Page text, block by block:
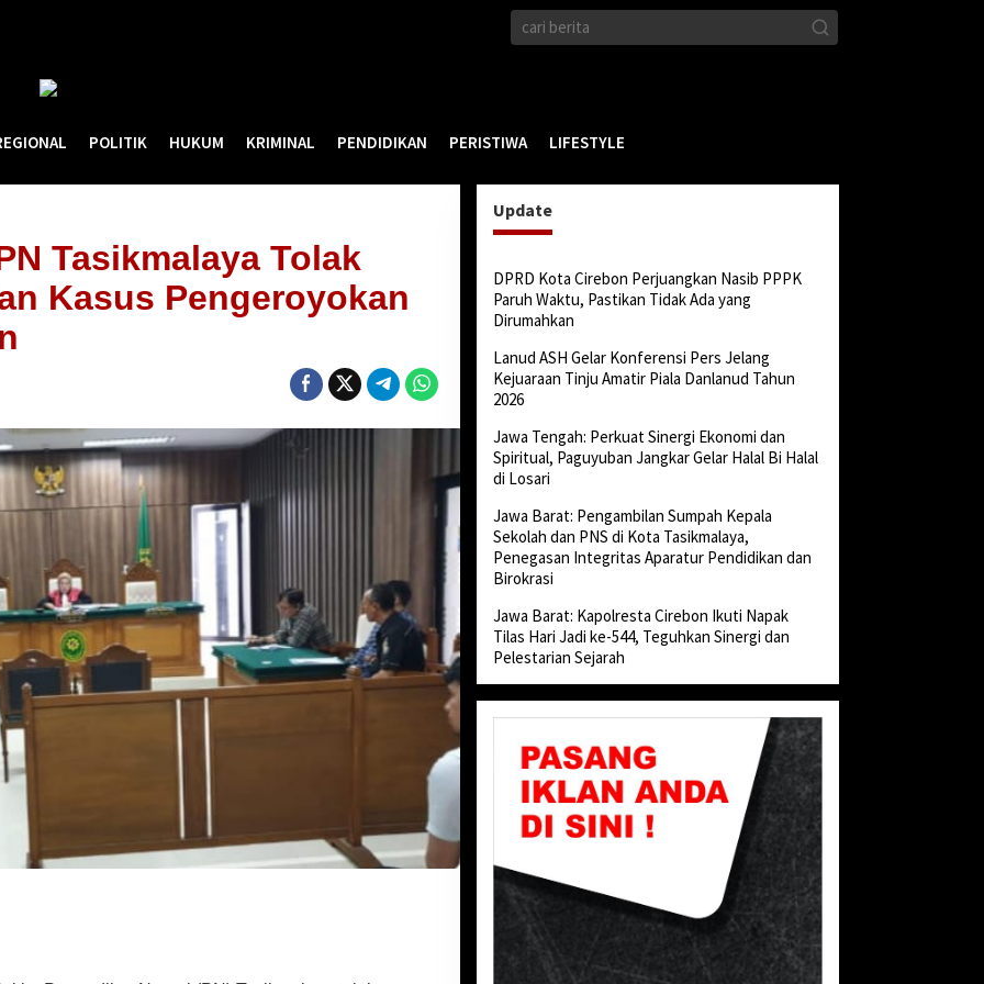
POLITIK HUKUM KRIMINAL PENDIDIKAN PERISTIWA LIFESTYLE
Tasikmalaya Tolak
Kasus Pengeroyokan
Update
DPRD Kota Cirebon Perjuangkan Nasib PPPK
Paruh Waktu, Pastikan Tidak Ada yang
Dirumahkan
Lanud ASH Gelar Konferensi Pers Jelang
Kejuaraan Tinju Amatir Piala Danlanud Tahun
2026
Jawa Tengah: Perkuat Sinergi Ekonomi dan
Spiritual, Paguyuban Jangkar Gelar Halal Bi Halal
di Losari
Jawa Barat: Pengambilan Sumpah Kepala
Sekolah dan PNS di Kota Tasikmalaya,
Penegasan Integritas Aparatur Pendidikan dan
Birokrasi
Jawa Barat: Kapolresta Cirebon Ikuti Napak
Tilas Hari Jadi ke-544, Teguhkan Sinergi dan
Pelestarian Sejarah